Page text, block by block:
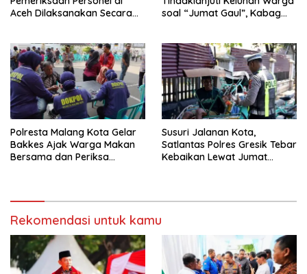
Aceh Dilaksanakan Secara
soal “Jumat Gaul”, Kabag
Ketenteraman Masyarakat
Polresta Malang Kota Gelar
Bakkes Ajak Warga Makan
Bersama dan Periksa
Susuri Jalanan Kota,
Satlantas Polres Gresik Tebar
Kebaikan Lewat Jumat
Rekomendasi untuk kamu